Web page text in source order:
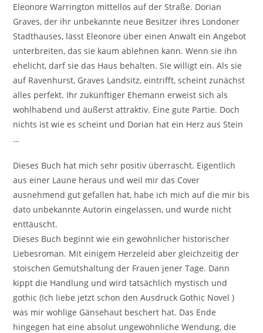
Eleonore Warrington mittellos auf der Straße. Dorian
Graves, der ihr unbekannte neue Besitzer ihres Londoner
Stadthauses, lässt Eleonore über einen Anwalt ein Angebot
unterbreiten, das sie kaum ablehnen kann. Wenn sie ihn
ehelicht, darf sie das Haus behalten. Sie willigt ein. Als sie
auf Ravenhurst, Graves Landsitz, eintrifft, scheint zunächst
alles perfekt. Ihr zukünftiger Ehemann erweist sich als
wohlhabend und äußerst attraktiv. Eine gute Partie. Doch
nichts ist wie es scheint und Dorian hat ein Herz aus Stein
…
Dieses Buch hat mich sehr positiv überrascht. Eigentlich
aus einer Laune heraus und weil mir das Cover
ausnehmend gut gefallen hat, habe ich mich auf die mir bis
dato unbekannte Autorin eingelassen, und wurde nicht
enttäuscht.
Dieses Buch beginnt wie ein gewöhnlicher historischer
Liebesroman. Mit einigem Herzeleid aber gleichzeitig der
stoischen Gemütshaltung der Frauen jener Tage. Dann
kippt die Handlung und wird tatsächlich mystisch und
gothic (Ich liebe jetzt schon den Ausdruck Gothic Novel )
was mir wohlige Gänsehaut beschert hat. Das Ende
hingegen hat eine absolut ungewöhnliche Wendung, die